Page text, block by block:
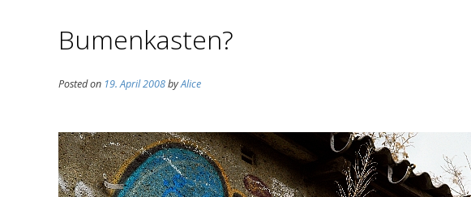
Bumenkasten?
Posted on 19. April 2008byAlice